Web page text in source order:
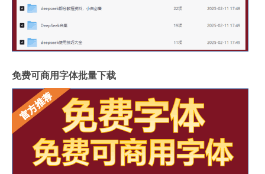
免费可商用字体批量下载